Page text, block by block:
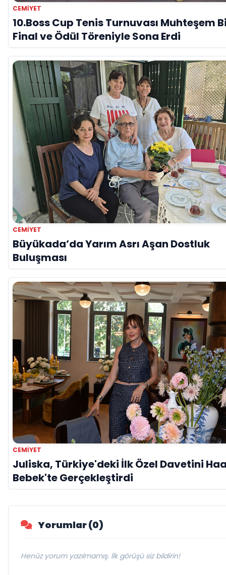
CEMIYET
10.Boss Cup Tenis Turnuvası Muhteşem
Final ve Ödül Töreniyle Sona Erdi
CEMIYET
Büyükada’da Yarım Asrı Aşan Dostluk
Buluşması
CEMIYET
Juliska, Türkiye'deki İlk Özel Davetini
Bebek'te Gerçekleştirdi
Yorumlar (0)
Henüz yorum yazılmamış. İlk görüşü siz bildirin!